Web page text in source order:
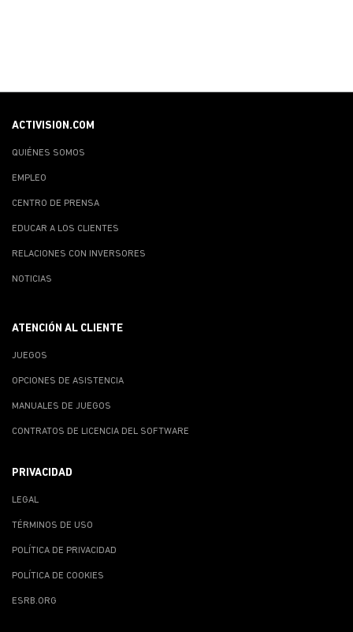
ACTIVISION.COM
QUIÉNES SOMOS
EMPLEO
CENTRO DE PRENSA
EDUCAR A LOS CLIENTES
RELACIONES CON INVERSORES
NOTICIAS
ATENCIÓN AL CLIENTE
JUEGOS
OPCIONES DE ASISTENCIA
MANUALES DE JUEGOS
CONTRATOS DE LICENCIA DEL SOFTWARE
PRIVACIDAD
LEGAL
TÉRMINOS DE USO
POLÍTICA DE PRIVACIDAD
POLÍTICA DE COOKIES
ESRB.ORG